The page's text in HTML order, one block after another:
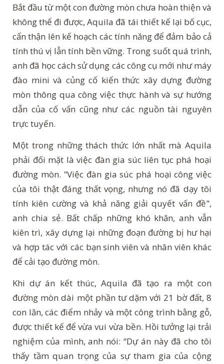
Bắt đầu từ một con đường mòn chưa hoàn thiện và
không thể đi được, Aquila đã tái thiết kế lại bố cục,
cẩn thận lên kế hoạch các tính năng để đảm bảo cả
tính thú vị lẫn tính bền vững. Trong suốt quá trình,
anh đã học cách sử dụng các công cụ mới như máy
đào mini và củng cố kiến thức xây dựng đường
mòn thông qua công việc thực hành và sự hướng
dẫn của cố vấn cũng như các nguồn tài nguyên
trực tuyến.
Một trong những thách thức lớn nhất mà Aquila
phải đối mặt là việc đàn gia súc liên tục phá hoại
đường mòn. "Việc đàn gia súc phá hoại công việc
của tôi thật đáng thất vọng, nhưng nó đã dạy tôi
tính kiên cường và khả năng giải quyết vấn đề",
anh chia sẻ. Bất chấp những khó khăn, anh vẫn
kiên trì, xây dựng lại những đoạn đường bị hư hại
và hợp tác với các bạn sinh viên và nhân viên khác
để cải tạo đường mòn.
Khi dự án kết thúc, Aquila đã tạo ra một con
đường mòn dài một phần tư dặm với 21 bờ đất, 8
con lăn, các điểm nhảy và một công trình bằng gỗ,
được thiết kế để vừa vui vừa bền. Hồi tưởng lại trải
nghiệm của mình, anh nói: “Dự án này đã cho tôi
thấy tầm quan trọng của sự tham gia của cộng